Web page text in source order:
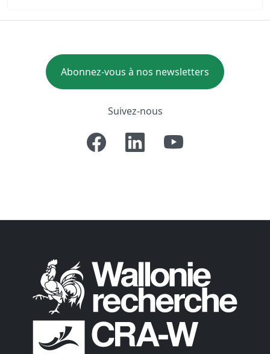
Abonnez-vous à nos newsletters
Suivez-nous